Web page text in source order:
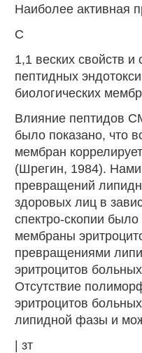
Наиболее активная
С
1,1 веских свойств
пептидных
биологических
Влияние пептидов
было показано, что
мембран
(Шрегин, 1984).
превращений
здоровых лиц в
спектро-скопии
мембраны
превращениями
эритроцитов
Отсутствие
эритроцитов
липидной фазы и
| зт